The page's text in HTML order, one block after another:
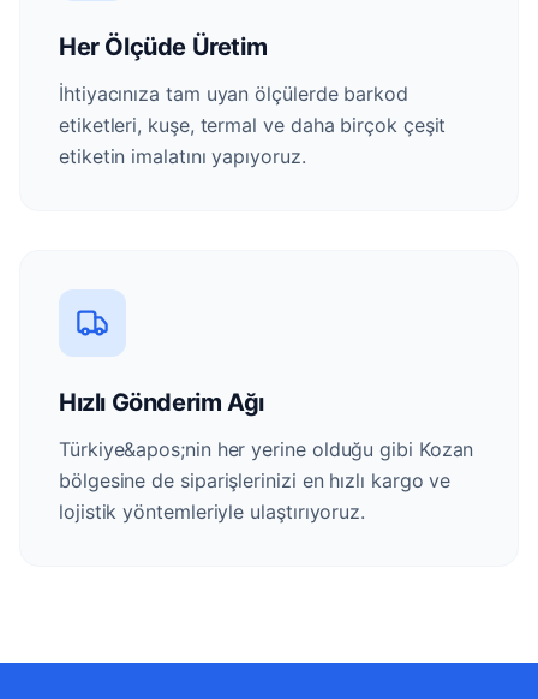
Her Ölçüde Üretim
İhtiyacınıza tam uyan ölçülerde barkod
etiketleri, kuşe, termal ve daha birçok çeşit
etiketin imalatını yapıyoruz.
Hızlı Gönderim Ağı
Türkiye&apos;nin her yerine olduğu gibi Kozan
bölgesine de siparişlerinizi en hızlı kargo ve
lojistik yöntemleriyle ulaştırıyoruz.